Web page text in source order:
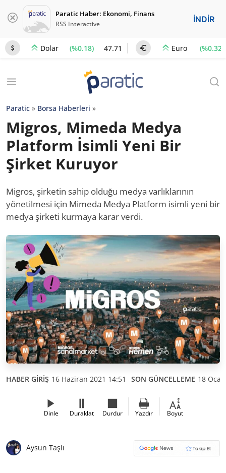
Paratic Haber: Ekonomi, Finans
RSS Interactive İNDİR
Dolar (%0.18) 47.71 Euro (%0.32)
Paratic » Borsa Haberleri »
Migros, Mimeda Medya
Platform İsimli Yeni Bir
Şirket Kuruyor
Migros, şirketin sahip olduğu medya varlıklarının
yönetilmesi için Mimeda Medya Platform isimli yeni bir
medya şirketi kurmaya karar verdi.
HABER GİRİŞ 16 Haziran 2021 14:51 SON GÜNCELLEME 18
Dinle Duraklat Durdur Yazdır Boyut
Aysun Taşlı